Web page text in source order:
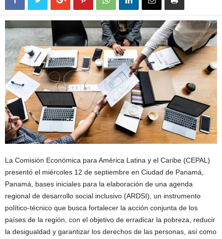
La Comisión Económica para América Latina y el Caribe (CEPAL)
presentó el miércoles 12 de septiembre en Ciudad de Panamá,
Panamá, bases iniciales para la elaboración de una agenda
regional de desarrollo social inclusivo (ARDSI), un instrumento
político-técnico que busca fortalecer la acción conjunta de los
países de la región, con el objetivo de erradicar la pobreza, reducir
la desigualdad y garantizar los derechos de las personas, así como